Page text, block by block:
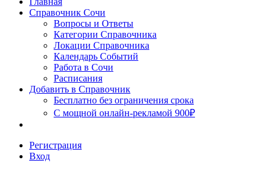
Сочи
Справочник Сочи
Вопросы и Ответы
Категории Справочника
Локации Справочника
Календарь Событий
Работа в Сочи
Расписания
Добавить в Справочник
Бесплатно без ограничения срока
С мощной онлайн-рекламой 900₽
Регистрация
Вход